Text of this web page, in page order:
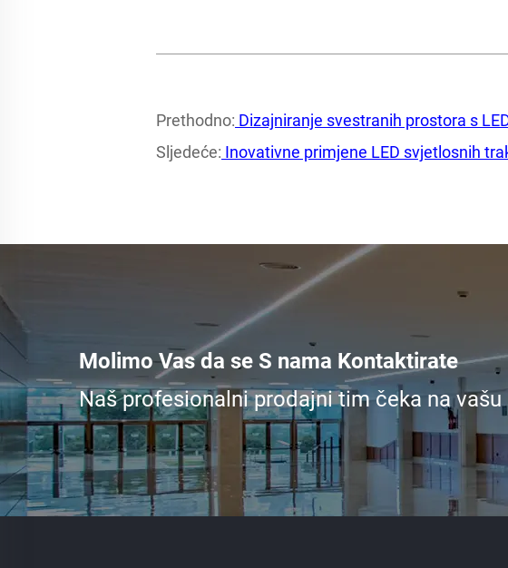
Prethodno: Dizajniranje svestranih prostora s
Sljedeće: Inovativne primjene LED svjetlosnih
Molimo Vas da se S nama Kontaktirate
Naš profesionalni prodajni tim čeka na